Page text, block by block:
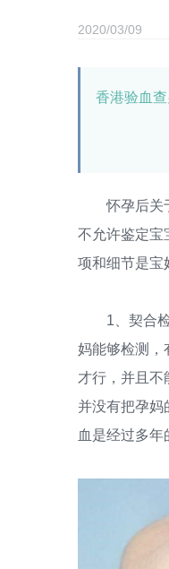
2020/03/09
香港验血
怀孕后关于
不允许鉴定宝
项和细节是宝
1、契合检
妈能够检测，
才行，并且不
并没有把孕妈
血是经过多年